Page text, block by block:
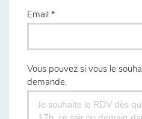
Email
Vous pouvez si vous le
demande.